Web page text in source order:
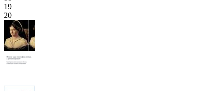
19
20